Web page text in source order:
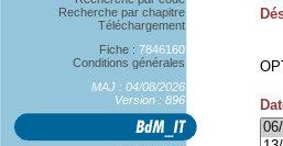
Recherche par chapitre
Téléchargement
Fiche : 7846160
Conditions générales
MAJ : 04/08/2026
Version : 896